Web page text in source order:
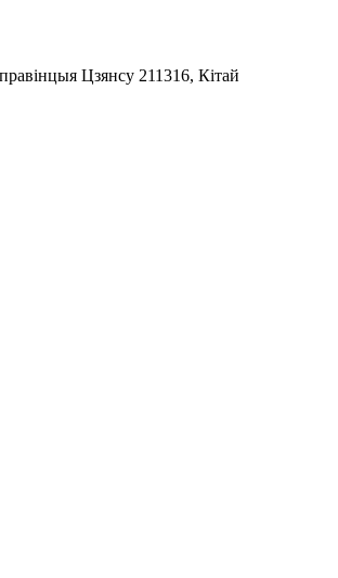
Цзянсу 211316, Кітай